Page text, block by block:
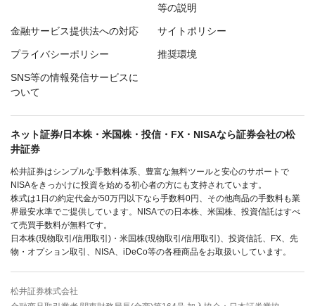
等の説明
金融サービス提供法への対応 サイトポリシー
プライバシーポリシー 推奨環境
SNS等の情報発信サービスに
ついて
ネット証券/日本株・米国株・投信・FX・NISAなら証券会社の松
井証券
松井証券はシンプルな手数料体系、豊富な無料ツールと安心のサポートで
NISAをきっかけに投資を始める初心者の方にも支持されています。
株式は1日の約定代金が50万円以下なら手数料0円、その他商品の手数料も業
界最安水準でご提供しています。NISAでの日本株、米国株、投資信託はすべ
て売買手数料が無料です。
日本株(現物取引/信用取引)・米国株(現物取引/信用取引)、投資信託、FX、先
物・オプション取引、NISA、iDeCo等の各種商品をお取扱いしています。
松井証券株式会社